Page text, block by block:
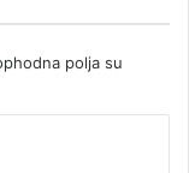
polja su